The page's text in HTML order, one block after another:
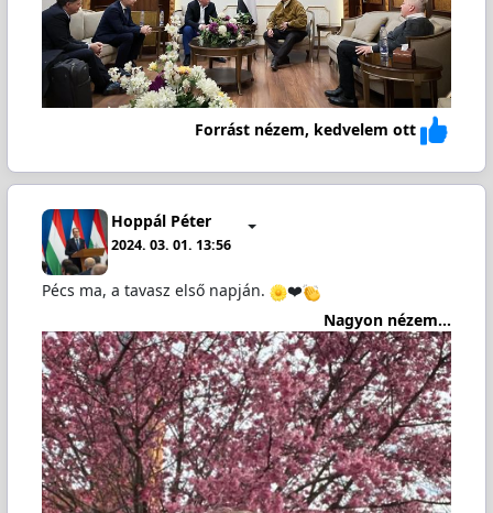
Forrást nézem, kedvelem ott
Hoppál Péter
2024. 03. 01. 13:56
Pécs ma, a tavasz első napján.
❤️
Nagyon nézem...